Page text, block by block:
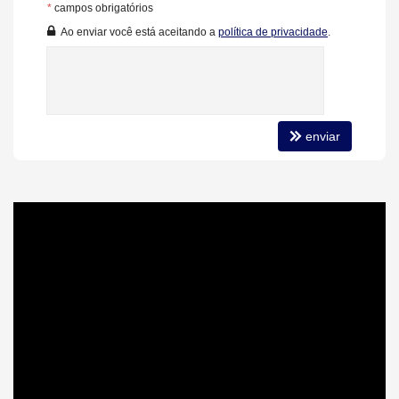
Vista Livre
Acabamento em Gesso
* campos obrigatórios
Ao enviar você está aceitando a política de privacidade
enviar